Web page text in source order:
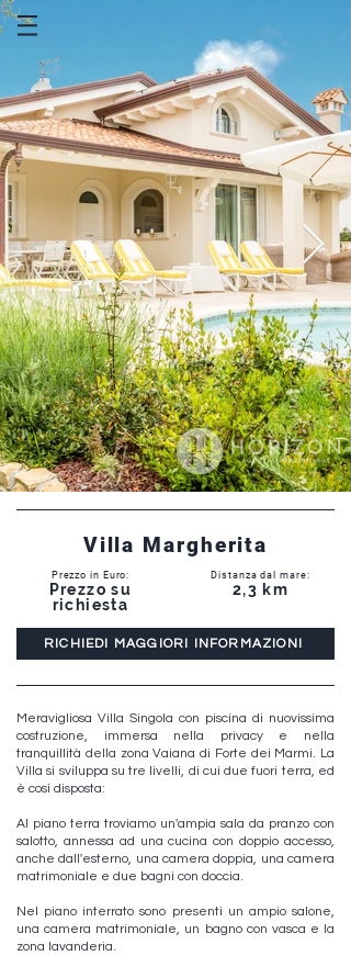
Villa Margherita
Prezzo in Euro:
Prezzo su
richiesta
Distanza dal mare:
2,3 km
RICHIEDI MAGGIORI INFORMAZIONI
Meravigliosa Villa Singola con piscina di nuovissima
costruzione, immersa nella privacy e nella
tranquillità della zona Vaiana di Forte dei Marmi. La
Villa si sviluppa su tre livelli, di cui due fuori terra, ed
è così disposta:
Al piano terra troviamo un'ampia sala da pranzo con
salotto, annessa ad una cucina con doppio accesso,
anche dall'esterno, una camera doppia, una camera
matrimoniale e due bagni con doccia.
Nel piano interrato sono presenti un ampio salone,
una camera matrimoniale, un bagno con vasca e la
zona lavanderia.